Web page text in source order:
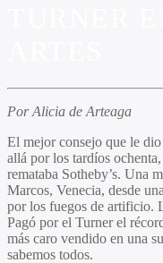
Por Alicia de Arteaga
El mejor consejo que le
allá por los tardíos
remataba Sotheby’s. Una
Marcos, Venecia, desde
por los fuegos de artificio.
Pagó por el Turner el
más caro vendido en una
sabemos todos.